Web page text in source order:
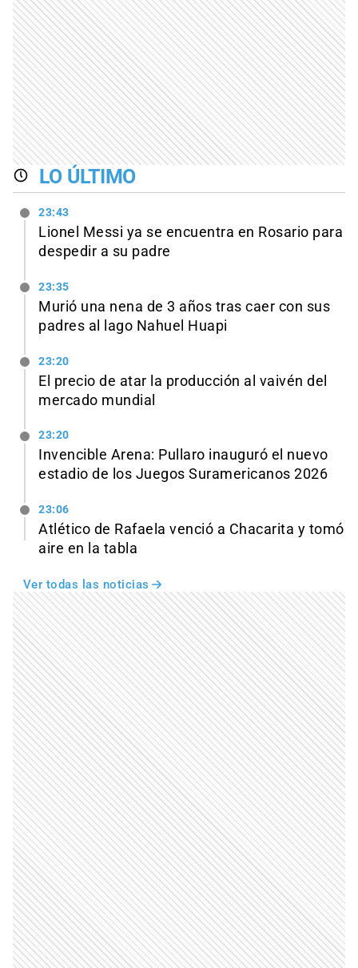
LO ÚLTIMO
23:43
Lionel Messi ya se encuentra en Rosario para
despedir a su padre
23:35
Murió una nena de 3 años tras caer con sus
padres al lago Nahuel Huapi
23:20
El precio de atar la producción al vaivén del
mercado mundial
23:20
Invencible Arena: Pullaro inauguró el nuevo
estadio de los Juegos Suramericanos 2026
23:06
Atlético de Rafaela venció a Chacarita y tomó
aire en la tabla
Ver todas las noticias